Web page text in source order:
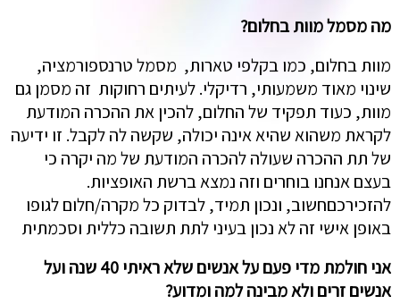
מה מסמל מוות בחלום?
מוות בחלום, כמו בקלפי טארות, מסמל טרנספורמציה,
שינוי מאוד משמעותי, רדיקלי. לעיתים רחוקות זה מסמן גם
מוות, כעוד תפקיד של החלום, להכין את ההכרה המודעת
לקראת משהוא שהיא אינה יכולה, שקשה לה לקבל. זו ידיעה
של תת ההכרה שעולה להכרה המודעת של מה יקרה כי
בעצם אנחנו בוחרים וזה נמצא ברשת האופציות.
להזכירכםחשוב, ונכון תמיד, לבדוק כל מקרה/חלום לגופו
באופן אישי זה לא נכון בעיני לתת תשובה כללית וסכמתית
אני חולמת מדי פעם על אנשים שלא ראיתי 40 שנה ועל
אנשים זרים ולא מבינה למה ומדוע?